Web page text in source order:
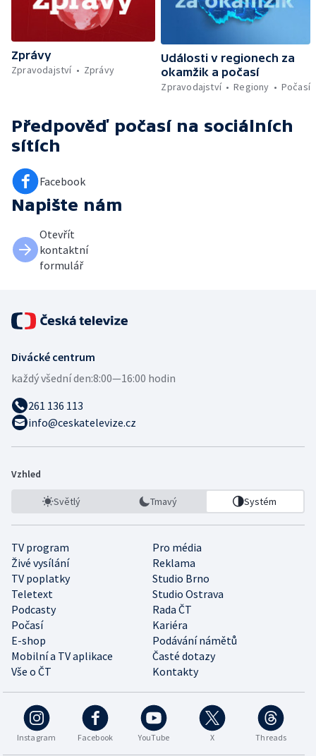
Zprávy
Zpravodajství
Zprávy
Události v regionech za
okamžik a počasí
Zpravodajství
Regiony Počasí
Předpověď počasí na sociálních
sítích
Facebook
Napište nám
Otevřít
kontaktní
formulář
Divácké centrum
každý všední den:8:00—16:00 hodin
261 136 113
info@ceskatelevize.cz
Vzhled
Světlý Tmavý Systém
TV program
Pro média
Živé vysílání
Reklama
TV poplatky
Studio Brno
Teletext
Studio Ostrava
Podcasty
Rada ČT
Počasí
Kariéra
E-shop
Podávání námětů
Mobilní a TV aplikace
Časté dotazy
Vše o ČT
Kontakty
Instagram Facebook YouTube X Threads